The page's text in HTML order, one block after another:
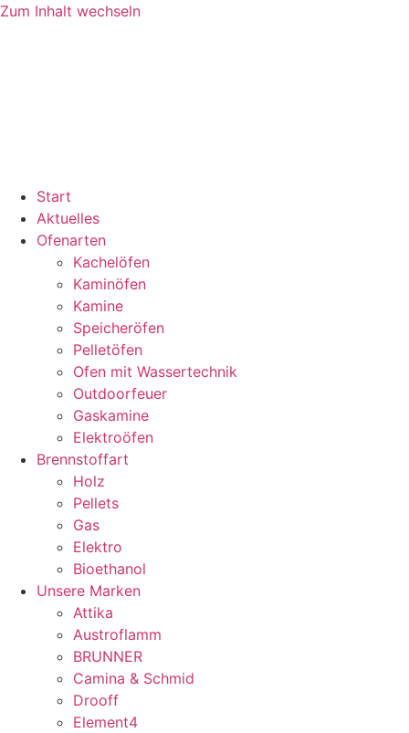
Zum Inhalt wechseln
Start
Aktuelles
Ofenarten
Kachelöfen
Kaminöfen
Kamine
Speicheröfen
Pelletöfen
Ofen mit Wassertechnik
Outdoorfeuer
Gaskamine
Elektroöfen
Brennstoffart
Holz
Pellets
Gas
Elektro
Bioethanol
Unsere Marken
Attika
Austroflamm
BRUNNER
Camina & Schmid
Drooff
Element4